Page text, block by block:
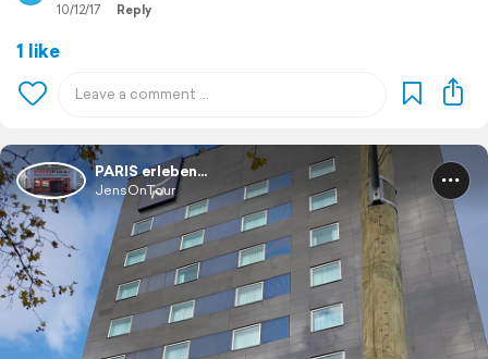
10/12/17 Reply
1 like
PARIS erleben...
JensOnTour